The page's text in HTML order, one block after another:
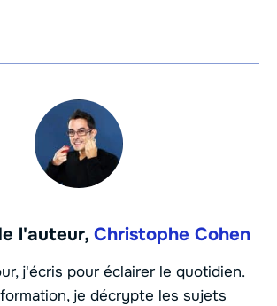
l'auteur, Christophe Cohen
j'écris pour éclairer le quotidien.
je décrypte les sujets